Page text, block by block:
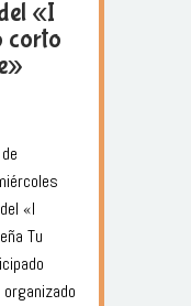
«I
corto
«I
Tu